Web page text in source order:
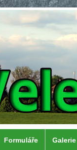
Formuláře Galerie